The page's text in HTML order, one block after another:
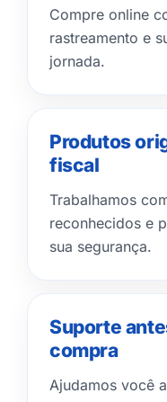
Compre online
rastreamento e
jornada.
Produtos
fiscal
Trabalhamos
reconhecidos e
sua segurança.
Suporte
compra
Ajudamos você